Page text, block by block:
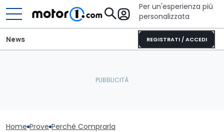
Per un'esperienza più
personalizzata
REGISTRATI / ACCEDI
News
Home Prove Perché Comprarla